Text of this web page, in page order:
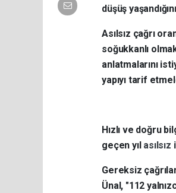
düşüş
Asılsız çağrı
soğukkanlı
anlatmalarını
yapıyı tarif
Hızlı ve doğru
geçen yıl
Gereksiz
Ünal, "112